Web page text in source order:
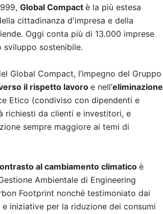
Global Compact è la più estesa
cittadinanza d'impresa e della
Oggi conta più di 13.000 imprese
sviluppo sostenibile.
Global Compact, l’impegno del Gruppo
il rispetto lavoro e nell’eliminazione
Etico (condiviso con dipendenti e
richiesti da clienti e investitori, e
sempre maggiore ai temi di
al cambiamento climatico è
Ambientale di Engineering
Footprint nonché testimoniato dai
iniziative per la riduzione dei consumi